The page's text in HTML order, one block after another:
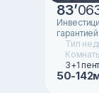
83’
Тип
3+1
50-